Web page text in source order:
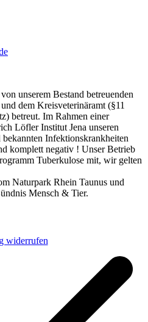
unserem Bestand betreuenden
dem Kreisveterinäramt (§11
betreut. Im Rahmen einer
Löfler Institut Jena unseren
Infektionskrankheiten
komplett negativ ! Unser Betrieb
Tuberkulose mit, wir gelten
Naturpark Rhein Taunus und
Mensch & Tier.
widerrufen